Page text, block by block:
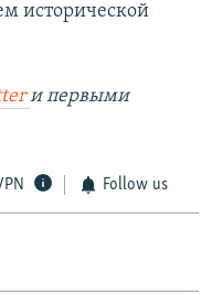
исторической
и первыми
Follow us